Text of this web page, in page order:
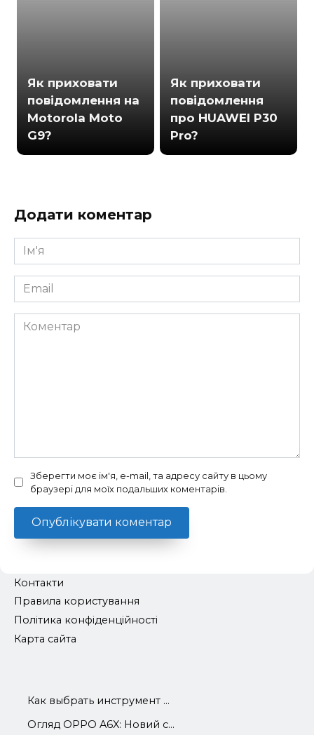
Як приховати
повідомлення на
Motorola Moto
G9?
Як приховати
повідомлення
про HUAWEI P30
Pro?
Додати коментар
Ім'я
*
Email
*
Коментар
Зберегти моє ім'я, e-mail, та адресу сайту в цьому
браузері для моїх подальших коментарів.
Контакти
Правила користування
Політика конфіденційності
Карта сайта
Как выбрать инструмент ...
Огляд OPPO A6X: Новий с...